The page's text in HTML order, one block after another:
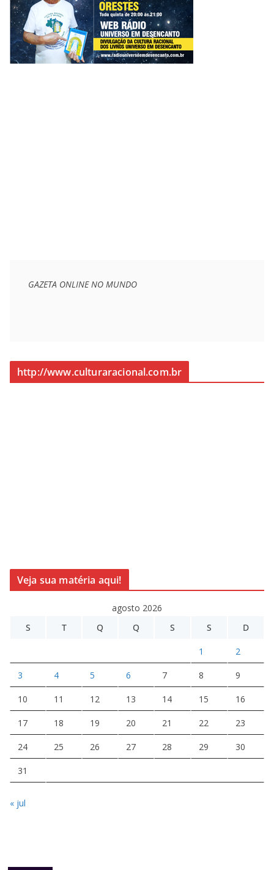
GAZETA ONLINE NO MUNDO
http://www.culturaracional.com.br
Veja sua matéria aqui!
agosto 2026
S
T Q Q S S D
1 2
3 4 5 6 7 8 9
10 11 12 13 14 15 16
17 18 19 20 21 22 23
24 25 26 27 28 29 30
31
« jul